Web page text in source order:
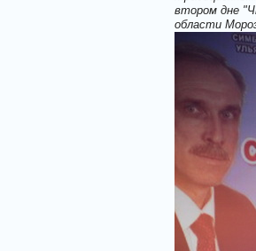
втором дне
области